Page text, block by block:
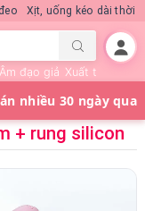
Xịt, uống kéo dài thời
Âm đạo giả Xuất tinh sớm
+ rung silicon